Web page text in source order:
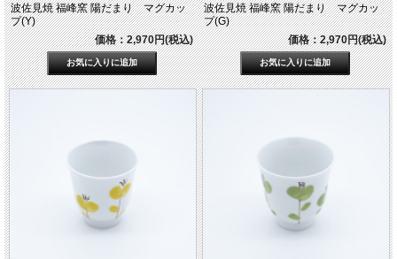
波佐見焼 福峰窯 陽だまり マグカッ
プ(Y)
価格：2,970円(税込)
波佐見焼 福峰窯 陽だまり マグカッ
プ(G)
価格：2,970円(税込)